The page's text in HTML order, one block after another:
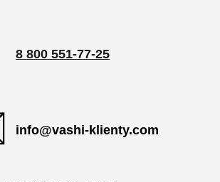
info@vashi-klienty.com
8 800 551-77-25